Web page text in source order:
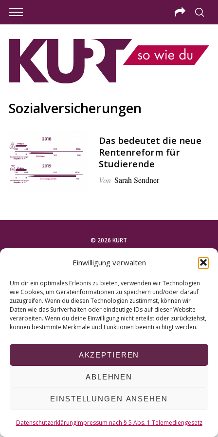
Einwilligung verwalten
Um dir ein optimales Erlebnis zu bieten, verwenden wir Technologien
wie Cookies, um Geräteinformationen zu speichern und/oder darauf
zuzugreifen. Wenn du diesen Technologien zustimmst, können wir
Daten wie das Surfverhalten oder eindeutige IDs auf dieser Website
verarbeiten. Wenn du deine Einwilligung nicht erteilst oder zurückziehst,
können bestimmte Merkmale und Funktionen beeinträchtigt werden.
AKZEPTIEREN
ABLEHNEN
EINSTELLUNGEN ANSEHEN
DatenschutzerklärungImpressum nach § 5 Abs. 1 Telemediengesetz
Sozialversicherungen
Das bedeutet die neue
Rentenreform für
Studierende
Von Sarah Sendner
© 2026 KURT
NACH OBEN
r